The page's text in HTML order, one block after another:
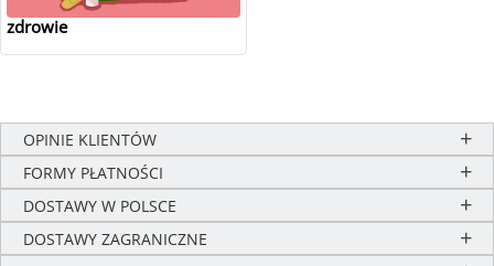
zdrowie
OPINIE KLIENTÓW
FORMY PŁATNOŚCI
DOSTAWY W POLSCE
DOSTAWY ZAGRANICZNE